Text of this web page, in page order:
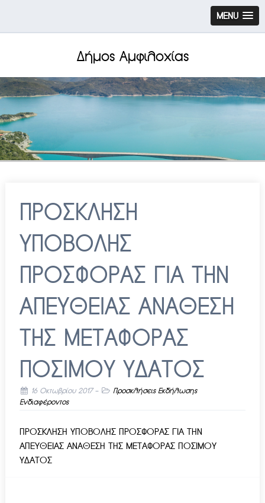
MENU
Δήμος Αμφιλοχίας
ΠΡΟΣΚΛΗΣΗ
ΥΠΟΒΟΛΗΣ
ΠΡΟΣΦΟΡΑΣ ΓΙΑ ΤΗΝ
ΑΠΕΥΘΕΙΑΣ ΑΝΑΘΕΣΗ
ΤΗΣ ΜΕΤΑΦΟΡΑΣ
ΠΟΣΙΜΟΥ ΥΔΑΤΟΣ
16 Οκτωβρίου 2017-
Προσκλήσεις Εκδήλωσης
Ενδιαφέροντος
ΠΡΟΣΚΛΗΣΗ ΥΠΟΒΟΛΗΣ ΠΡΟΣΦΟΡΑΣ ΓΙΑ ΤΗΝ
ΑΠΕΥΘΕΙΑΣ ΑΝΑΘΕΣΗ ΤΗΣ ΜΕΤΑΦΟΡΑΣ ΠΟΣΙΜΟΥ
ΥΔΑΤΟΣ